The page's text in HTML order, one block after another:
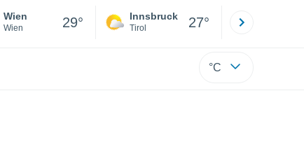
Wien
Wien 29° Innsbruck
Tirol 27°
°C